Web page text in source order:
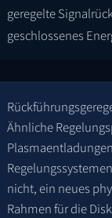
geregelte
geschlossenes
Ähnliche
nicht, ein neues
Rahmen für die